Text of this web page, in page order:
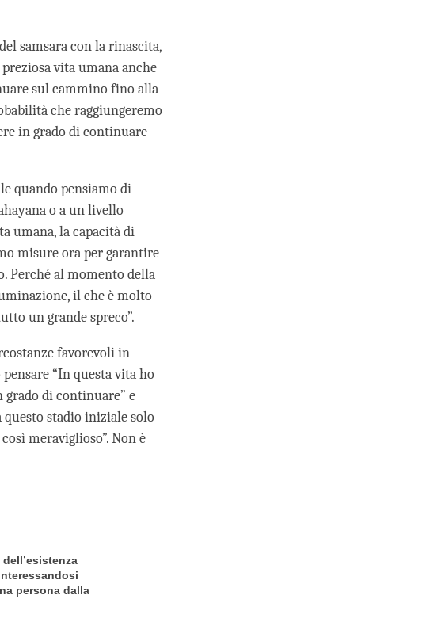
samsara con la rinascita,
vita umana anche
sul cammino fino alla
che raggiungeremo
in grado di continuare
quando pensiamo di
o a un livello
umana, la capacità di
misure ora per garantire
Perché al momento della
il che è molto
un grande spreco”.
favorevoli in
“In questa vita ho
grado di continuare” e
stadio iniziale solo
meraviglioso”. Non è
persona dalla